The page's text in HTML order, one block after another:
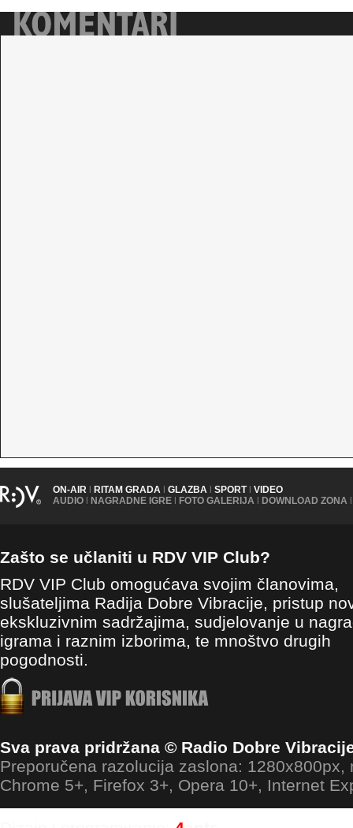
ON-AIR | RITAM GRADA | GLAZBA | SPORT | VIDEO
AUDIO | NAGRADNE IGRE | FOTO GALERIJA | DOWNLOAD ZONA |
Zašto se učlaniti u RDV VIP Club?
RDV VIP Club omogućava svojim članovima,
slušateljima Radija Dobre Vibracije, pristup
ekskluzivnim sadržajima, sudjelovanje u
igrama i raznim izborima, te mnoštvo drugih
pogodnosti.
Sva prava pridržana © Radio Dobre
Preporučena razolucija zaslona: 1280x800px,
Chrome 5+, Firefox 3+, Opera 10+, Internet